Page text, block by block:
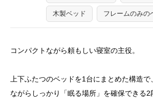
木製ベッド フレームのみの
コンパクトながら頼もしい寝室の主役。
上下ふたつのベッドを1台にまとめた構造
ながらしっかり「眠る場所」を確保できる2